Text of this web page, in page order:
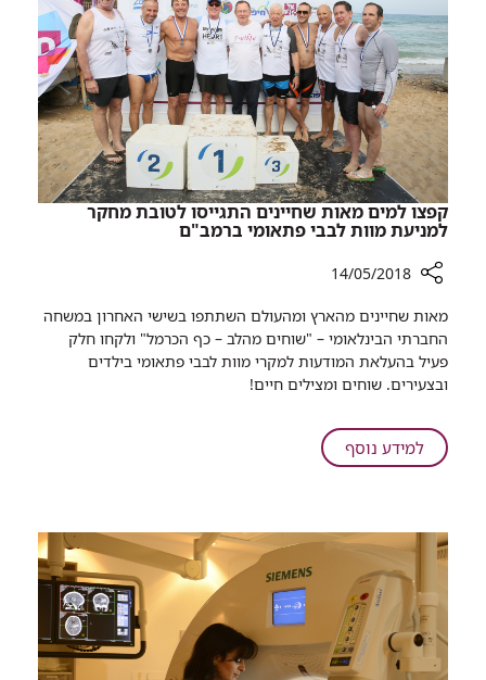
רמב"ם
קפצו למים מאות שחיינים התגייסו לטובת מחקר
למניעת מוות לבבי פתאומי ברמב"ם
שיתוף
קפצו
למים
מאות
התגייסו
לטובת
מוות
לבבי
ברמב"ם
14/05/2018
מאות שחיינים מהארץ ומהעולם השתתפו בשישי האחרון במשחה
החברתי הבינלאומי – "שוחים מהלב – כף הכרמל" ולקחו חלק
פעיל בהעלאת המודעות למקרי מוות לבבי פתאומי בילדים
ובצעירים. שוחים ומצילים חיים!
למידע נוסףעל
קפצו
שחיינים
התגייסו
לטובת
מחקר
למניעת
מוות